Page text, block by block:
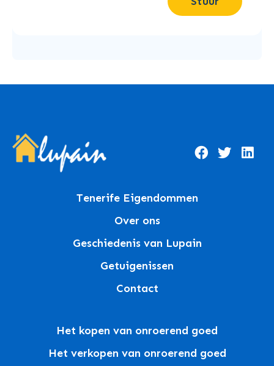
Tenerife Eigendommen
Over ons
Geschiedenis van Lupain
Getuigenissen
Contact
Het kopen van onroerend goed
Het verkopen van onroerend goed